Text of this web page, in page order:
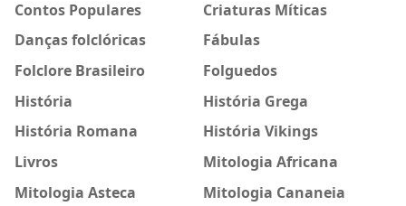
Contos Populares
Criaturas Míticas
Danças folclóricas
Fábulas
Folclore Brasileiro
Folguedos
História
História Grega
História Romana
História Vikings
Livros
Mitologia Africana
Mitologia Asteca
Mitologia Cananeia